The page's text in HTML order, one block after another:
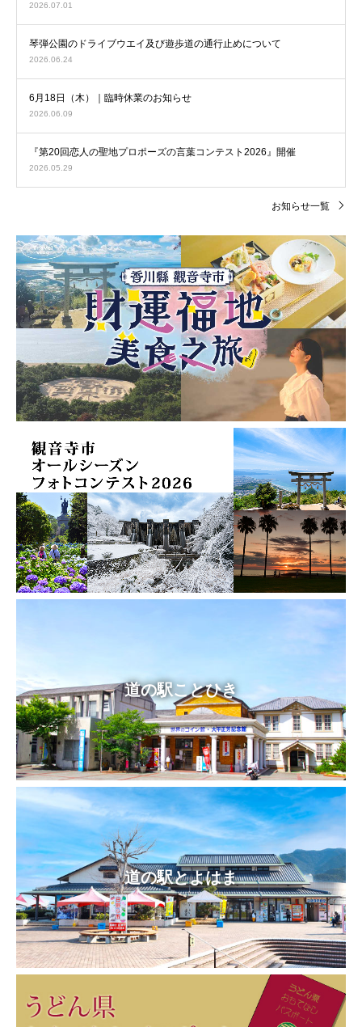
2026.07.01
琴弾公園のドライブウエイ及び遊歩道の通行止めについて
2026.06.24
6月18日（木）｜臨時休業のお知らせ
2026.06.09
『第20回恋人の聖地プロポーズの言葉コンテスト2026』開催
2026.05.29
お知らせ一覧
道の駅ことひき
道の駅とよはま